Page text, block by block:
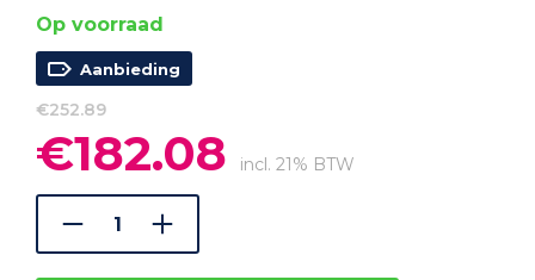
Op voorraad
Aanbieding
€252.89
Oorspronkelijke
prijs
was:
€252.89.
€182.08 prijs
incl. 21% BTW